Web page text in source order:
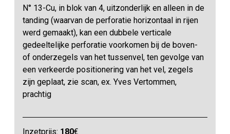
N° 13-Cu, in blok van 4, uitzonderlijk en alleen in de
tanding (waarvan de perforatie horizontaal in rijen
werd gemaakt), kan een dubbele verticale
gedeeltelijke perforatie voorkomen bij de boven-
of onderzegels van het tussenvel, ten gevolge van
een verkeerde positionering van het vel, zegels
zijn geplaat, zie scan, ex. Yves Vertommen,
prachtig
Inzetprijs: 180€